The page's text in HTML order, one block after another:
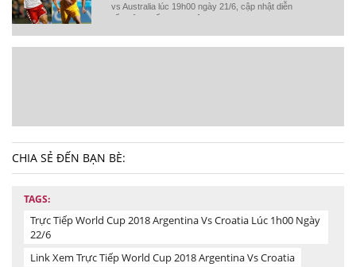
vs Australia lúc 19h00 ngày 21/6, cập nhật diễn
biến trên Chất lượng Việt Nam Online (VietQ.vn).
CHIA SẺ ĐẾN BẠN BÈ:
TAGS:
Trực Tiếp World Cup 2018 Argentina Vs Croatia Lúc 1h00 Ngày
22/6
Link Xem Trực Tiếp World Cup 2018 Argentina Vs Croatia